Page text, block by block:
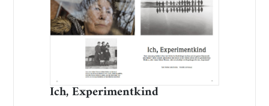
Ich, Experimentkind